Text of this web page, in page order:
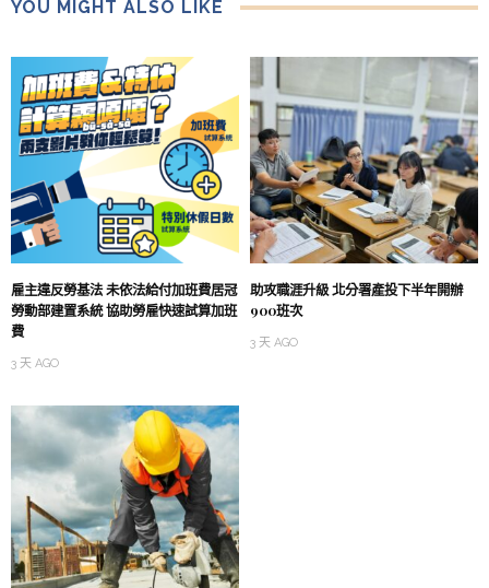
YOU MIGHT ALSO LIKE
雇主違反勞基法 未依法給付加班費居冠
勞動部建置系統 協助勞雇快速試算加班
費
3 天 AGO
助攻職涯升級 北分署產投下半年開辦
900班次
3 天 AGO